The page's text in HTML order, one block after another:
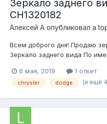
Зеркало заднего
CH1320182
Алексей А опубликовал a
Всем доброго дня! Продаю
Зеркало заднего вида По
4574607AG, 4574607AE
Chrysler LHS Dodge Intre...
6 мая, 2019 1 ответ
chrysler dodge (и ещё